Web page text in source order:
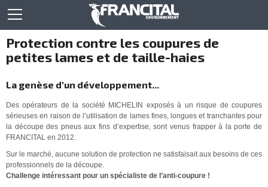
Protection contre les coupures de
petites lames et de taille-haies
La genèse d'un développement...
Des opérateurs de la société MICHELIN exposés à un risque de coupures
sérieuses en raison de l’utilisation de lames fines, longues et tranchantes pour
la découpe des pneus aux fins d’expertise, sont venus frapper à la porte de
FRANCITAL en 2012.
Sur le marché, aucune solution de protection ne satisfaisait aux besoins de ces
professionnels de la découpe.
Challenge intéressant pour un spécialiste de l’anti-coupure !